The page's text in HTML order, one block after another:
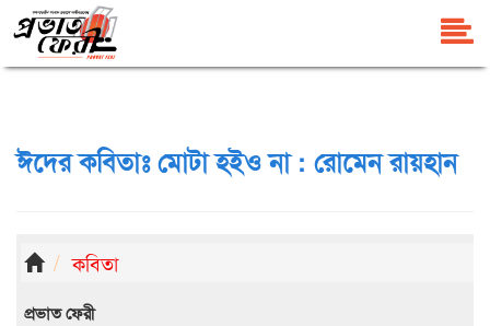
ঈদের কবিতাঃ মোটা হইও না : রোমেন রায়হান
কবিতা
প্রভাত ফেরী